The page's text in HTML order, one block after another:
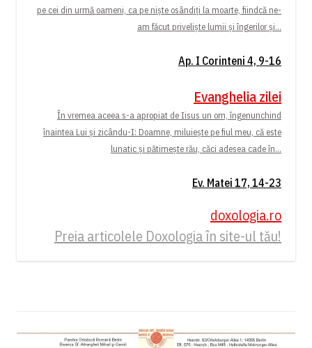
pe cei din urmă oameni, ca pe niște osândiți la moarte, fiindcă ne-
am făcut priveliște lumii și îngerilor și...
Ap. I Corinteni 4, 9-16
Evanghelia zilei
În vremea aceea s-a apropiat de Iisus un om, îngenunchind
înaintea Lui și zicându-I: Doamne, miluiește pe fiul meu, că este
lunatic și pătimește rău, căci adesea cade în...
Ev. Matei 17, 14-23
doxologia.ro
Preia articolele Doxologia în site-ul tău!